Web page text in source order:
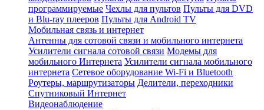
программируемые Чехлы для пультов Пульты для DVD
и Blu-ray плееров Пульты для Android TV
Мобильная связь и интернет
Антенны для сотовой связи и мобильного интернета
Усилители сигнала сотовой связи Модемы для
мобильного Интернета Усилители сигнала мобильного
интернета Сетевое оборудование Wi-Fi и Bluetooth
Роутеры, маршрутизаторы Делители, переходники
Спутниковый Интернет
Видеонаблюдение